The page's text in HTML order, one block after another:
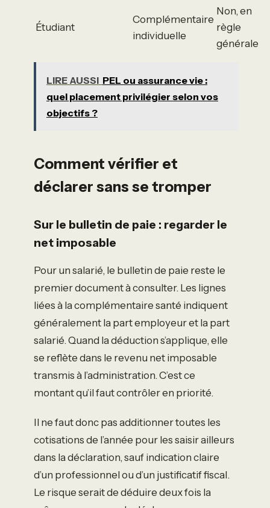
Étudiant
Complémentaire
individuelle
Non, en
règle
générale
LIRE AUSSI PEL ou assurance vie :
quel placement privilégier selon vos
objectifs ?
Comment vérifier et
déclarer sans se tromper
Sur le bulletin de paie : regarder le
net imposable
Pour un salarié, le bulletin de paie reste le
premier document à consulter. Les lignes
liées à la complémentaire santé indiquent
généralement la part employeur et la part
salarié. Quand la déduction s’applique, elle
se reflète dans le revenu net imposable
transmis à l’administration. C’est ce
montant qu’il faut contrôler en priorité.
Il ne faut donc pas additionner toutes les
cotisations de l’année pour les saisir ailleurs
dans la déclaration, sauf indication claire
d’un professionnel ou d’un justificatif fiscal.
Le risque serait de déduire deux fois la